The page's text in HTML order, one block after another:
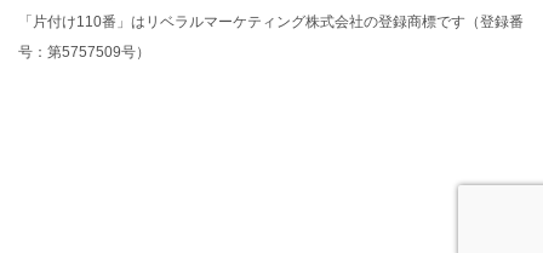
「片付け110番」はリベラルマーケティング株式会社の登録商標です（登録番
号：第5757509号）